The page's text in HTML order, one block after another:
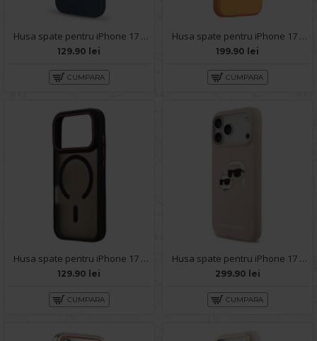
Husa spate pentru iPhone 17 Pro Max Silicon Case - Albastru
129.90 lei
CUMPARA
Husa spate pentru iPhone 17 Pro Max Keephone Sumee MagSafe - Cosmic Orange
199.90 lei
CUMPARA
Husa spate pentru iPhone 17 Pro Max Matte Case Magsafe - Semitransparent/Negru
129.90 lei
CUMPARA
Husa spate pentru iPhone 17 Pro Max Karl Lagerfeld Magsafe - Roz
299.90 lei
CUMPARA